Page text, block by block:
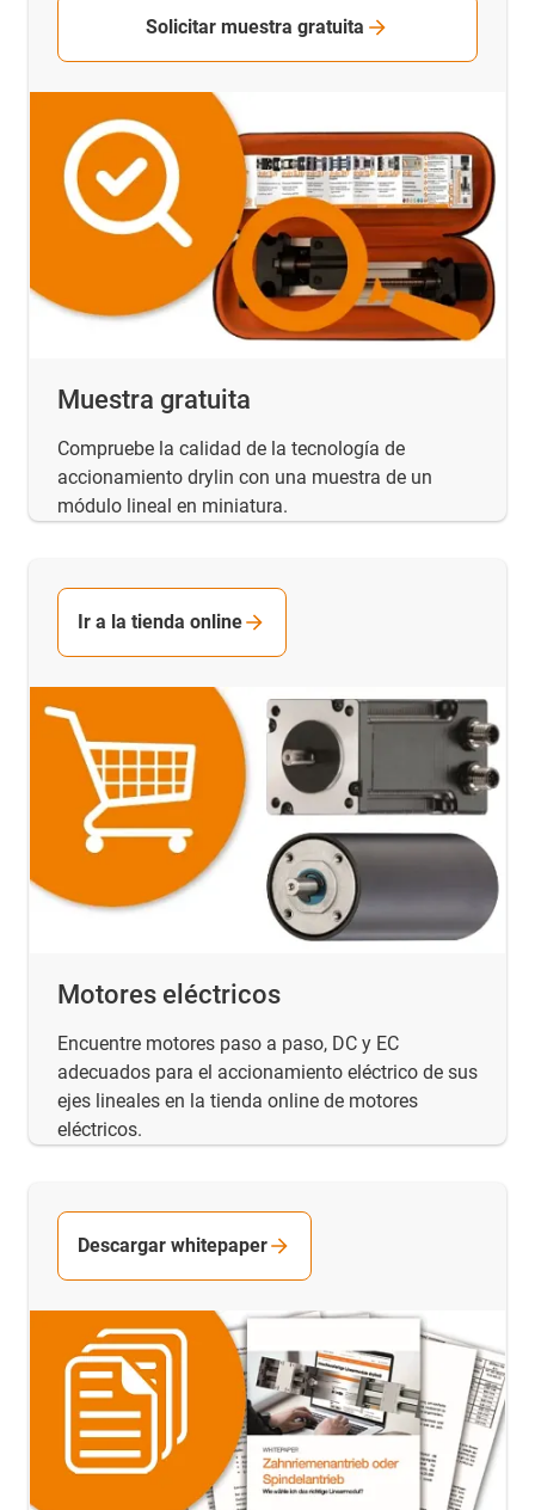
Muestra gratuita
Compruebe la calidad de la tecnología de
accionamiento drylin con una muestra de un
módulo lineal en miniatura.
Solicitar muestra gratuita
Motores eléctricos
Encuentre motores paso a paso, DC y EC
adecuados para el accionamiento eléctrico de sus
ejes lineales en la tienda online de motores
eléctricos.
Ir a la tienda online
Descargar whitepaper